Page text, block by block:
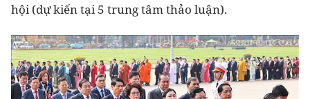
hội (dự kiến tại 5 trung tâm thảo luận).